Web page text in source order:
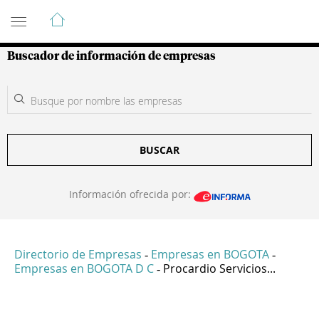
Guía de Empresas Colombianas
Buscador de información de empresas
BUSCAR
Información ofrecida por:
Directorio de Empresas - Empresas en BOGOTA -
Empresas en BOGOTA D C - Procardio Servicios...